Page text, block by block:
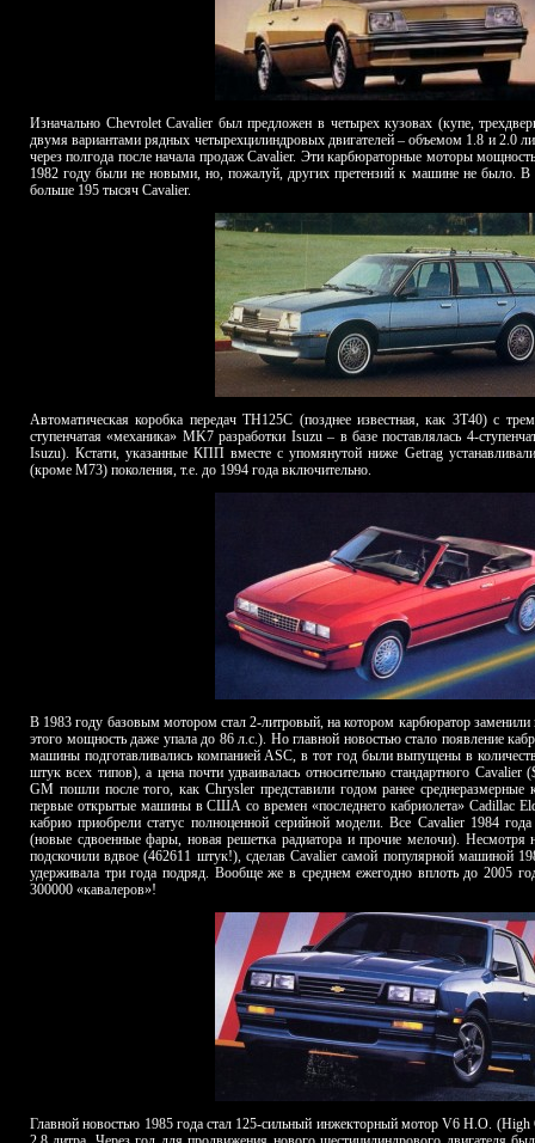
Изначально Chevrolet Cavalier был предложен в четырех кузовах (купе,
двумя вариантами рядных четырехцилиндровых двигателей – объемом 1.8 и 2.0
через полгода после начала продаж Cavalier. Эти карбюраторные моторы
1982 году были не новыми, но, пожалуй, других претензий к машине не было. В
больше 195 тысяч Cavalier.
Автоматическая коробка передач TH125C (позднее известная, как 3T40) с
ступенчатая «механика» MK7 разработки Isuzu– в базе поставлялась 4-
Isuzu). Кстати, указанные КПП вместе с упомянутой ниже Getrag
(кроме M73) поколения, т.е. до 1994 года включительно.
В 1983 году базовым мотором стал 2-литровый, на котором карбюратор заменили
этого мощность даже упала до 86 л.с.). Но главной новостью стало появление
машины подготавливались компанией ASC, в тот год были выпущены в
штук всех типов), а цена почти удваивалась относительно стандартного
GM пошли после того, как Chrysler представили годом ранее среднеразмерные
первые открытые машины в США со времен «последнего кабриолета» Cadillac
кабрио приобрели статус полноценной серийной модели. Все Cavalier 1984
(новые сдвоенные фары, новая решетка радиатора и прочие мелочи). Несмотря
подскочили вдвое (462611 штук!), сделав Cavalier самой популярной машиной
удерживала три года подряд. Вообще же в среднем ежегодно вплоть до 2005
300000 «кавалеров»!
Главной новостью 1985 года стал 125-сильный инжекторный мотор V6 H.O.